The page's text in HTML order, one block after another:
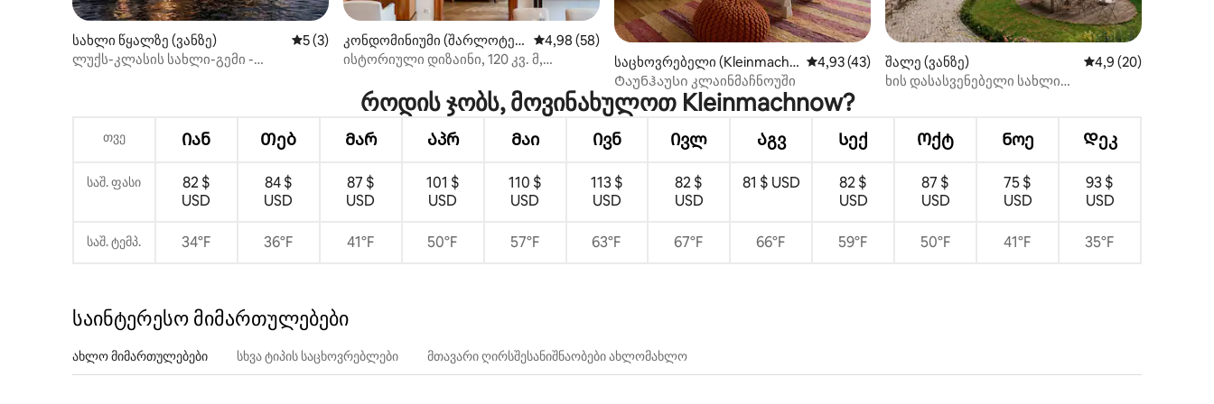
სახლი წყალზე (ვანზე) საშუალო შეფასებაა 5‑დან 5, 3 მიმოხილვა
5 (3)
ლუქს-კლასის სახლი-გემი -
კონდომინიუმი (შარლოტენ
ბურგი)
საშუალო შეფასებაა 5‑დან 4,98, 58 მიმოხილვა
4,98 (58)
ისტორიული დიზაინი, 120 კვ. მ,
საცხოვრებელი (Kleinmachn
ow)
საშუალო შეფასებაა 5‑დან 4,93, 43 მიმოხილვა
4,93 (43)
Ტაუნჰაუსი კლაინმაჩნოუში
შალე (ვანზე) საშუალო
4,9 (20)
ხის დასასვენებელი სახლი
როდის ჯობს, მოვინახულოთ Kleinmachnow?
თვე Იან Თებ Მარ Აპრ Მაი Ივნ Ივლ Აგვ Სექ Ოქტ Ნოე Დეკ
საშ. ფასი
82 $
USD
84 $
USD
87 $
USD
101 $
USD
110 $
USD
113 $
USD
82 $
USD
81 $ USD
82 $
USD
87 $
USD
75 $
USD
93 $
USD
საშ. ტემპ. 34°F 36°F 41°F 50°F 57°F 63°F 67°F 66°F 59°F 50°F 41°F 35°F
საინტერესო მიმართულებები
ახლო მიმართულებები სხვა ტიპის საცხოვრებლები მთავარი ღირსშესანიშნაობები ახლომახლო